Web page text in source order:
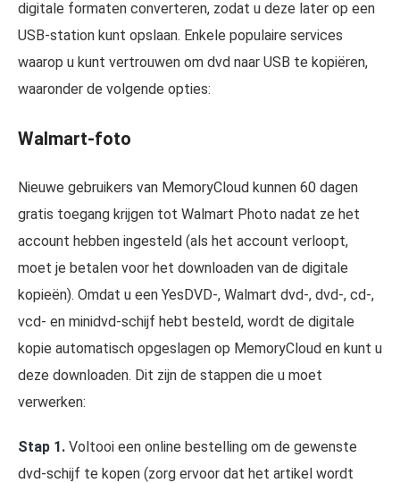
digitale formaten converteren, zodat u deze later op een
USB-station kunt opslaan. Enkele populaire services
waarop u kunt vertrouwen om dvd naar USB te kopiëren,
waaronder de volgende opties:
Walmart-foto
Nieuwe gebruikers van MemoryCloud kunnen 60 dagen
gratis toegang krijgen tot Walmart Photo nadat ze het
account hebben ingesteld (als het account verloopt,
moet je betalen voor het downloaden van de digitale
kopieën). Omdat u een YesDVD-, Walmart dvd-, dvd-, cd-,
vcd- en minidvd-schijf hebt besteld, wordt de digitale
kopie automatisch opgeslagen op MemoryCloud en kunt u
deze downloaden. Dit zijn de stappen die u moet
verwerken:
Stap 1. Voltooi een online bestelling om de gewenste
dvd-schijf te kopen (zorg ervoor dat het artikel wordt